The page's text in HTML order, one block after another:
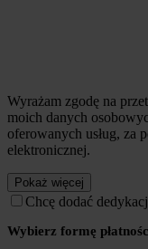
Wyrażam zgodę na
moich danych
oferowanych usług, za
elektronicznej.
Pokaż więcej
Chcę dodać
Wybierz formę